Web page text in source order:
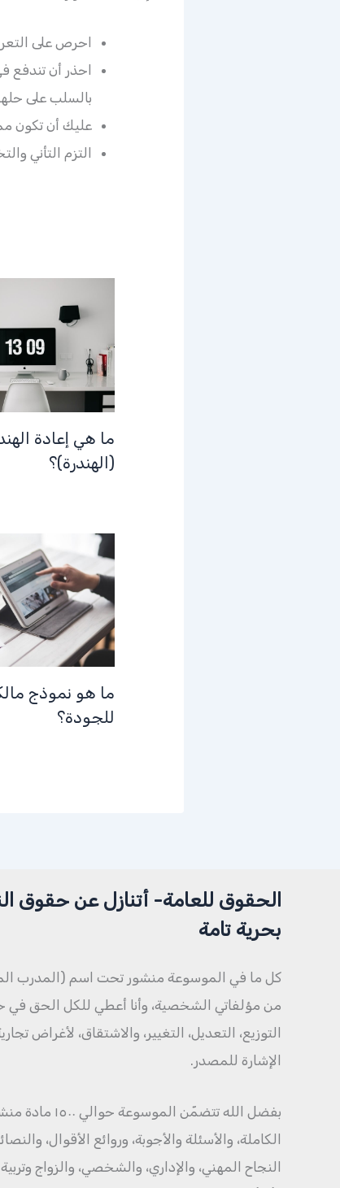
احرص على
احذر أن تندفع
بالسلب على
عليك أن تكون
التزم التأني
ما هي إعادة
(الهندرة)؟
ما هو نموذج
للجودة؟
الحقوق للعامة- أتنازل عن حقوق
بحرية تامة
كل ما في الموسوعة منشور تحت اسم (المدرب
من مؤلفاتي الشخصية، وأنا أعطي للكل الحق في
التوزيع، التعديل، التغيير، والاشتقاق، لأغراض
الإشارة للمصدر.
بفضل الله تتضمّن
الكاملة، والأسئلة والأجوبة، وروائع الأقوال،
النجاح المهني، والإداري، والشخصي، والزواج